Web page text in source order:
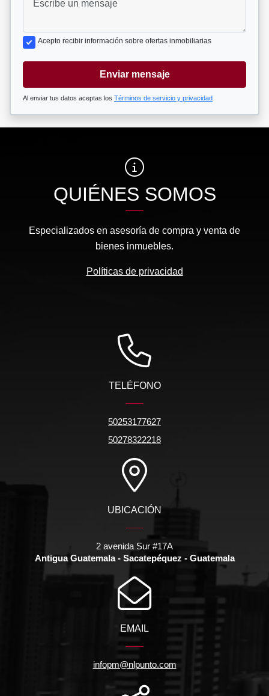
Acepto recibir información sobre ofertas inmobiliarias
Enviar mensaje
Al enviar tus datos aceptas los Términos de servicio y privacidad
QUIÉNES SOMOS
Especializados en asesoría de compra y venta de
bienes inmuebles.
Políticas de privacidad
TELÉFONO
50253177627
50278322218
UBICACIÓN
2 avenida Sur #17A
Antigua Guatemala - Sacatepéquez - Guatemala
EMAIL
infopm@nlpunto.com